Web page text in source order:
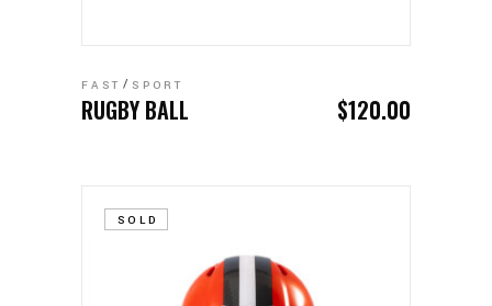
FAST SPORT
RUGBY BALL $120.00
SOLD